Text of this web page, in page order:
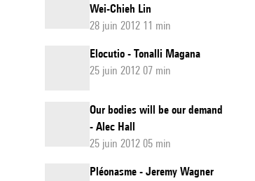
Wei-Chieh Lin
28 juin 2012 11 min
Elocutio - Tonalli Magana
25 juin 2012 07 min
Our bodies will be our demand
- Alec Hall
25 juin 2012 05 min
Pléonasme - Jeremy Wagner